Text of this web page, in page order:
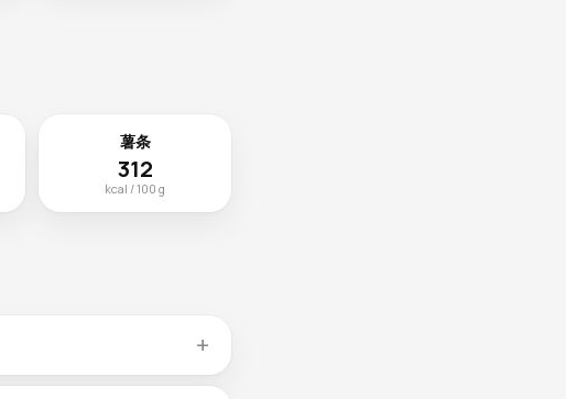
薯条
312
kcal / 100 g
，猪肉约27g（均为每